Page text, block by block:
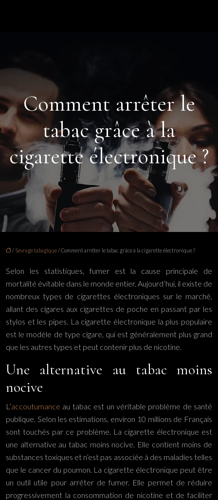
Comment arrêter le
tabac grâce à la
cigarette électronique ?
/ Sevrage tabagique/ Comment arrêter le tabac grâce à la cigarette électronique ?
Selon les statistiques, fumer est la cause principale de
mortalité évitable dans le monde entier. Aujourd’hui, il existe de
nombreux types de cigarettes électroniques sur le marché,
allant des cigares aux cigarettes de poche en passant par les
stylos et les pipes. La cigarette électronique la plus populaire
est le modèle de type cigare, qui est généralement plus grand
que les autres types et peut contenir plus de nicotine.
Une alternative au tabac moins
nocive
L’accoutumance au tabac est un véritable problème de santé
publique. Selon les estimations, environ 10 millions de Français
sont touchés par ce problème. La cigarette électronique est
une alternative au tabac moins nocive. Elle contient moins de
substances toxiques et n’est pas associée à des maladies telles
que le cancer du poumon. La cigarette électronique peut être
un outil utile pour arrêter de fumer. Elle permet de réduire
progressivement la consommation de nicotine et de faciliter